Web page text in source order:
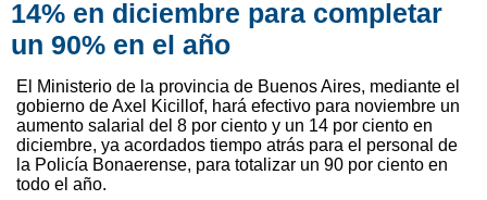
14% en diciembre para completar
un 90% en el año
El Ministerio de la provincia de Buenos Aires, mediante el
gobierno de Axel Kicillof, hará efectivo para noviembre un
aumento salarial del 8 por ciento y un 14 por ciento en
diciembre, ya acordados tiempo atrás para el personal de
la Policía Bonaerense, para totalizar un 90 por ciento en
todo el año.